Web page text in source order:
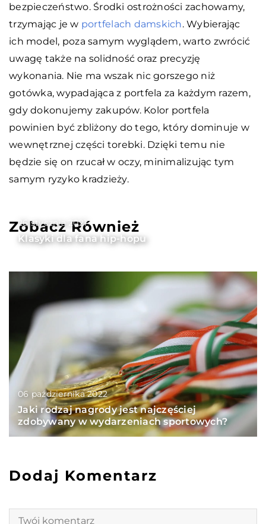
bezpieczeństwo. Środki ostrożności zachowamy,
trzymając je w portfelach damskich. Wybierając
ich model, poza samym wyglądem, warto zwrócić
uwagę także na solidność oraz precyzję
wykonania. Nie ma wszak nic gorszego niż
gotówka, wypadająca z portfela za każdym razem,
gdy dokonujemy zakupów. Kolor portfela
powinien być zbliżony do tego, który dominuje w
wewnętrznej części torebki. Dzięki temu nie
będzie się on rzucał w oczy, minimalizując tym
samym ryzyko kradzieży.
Zobacz Również
26 stycznia 2021
Klasyki dla fana hip-hopu
06 października 2022
Jaki rodzaj nagrody jest najczęściej
zdobywany w wydarzeniach sportowych?
Dodaj Komentarz